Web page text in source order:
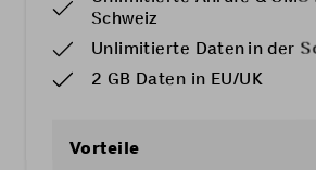
Schweiz
Unlimitierte Daten in der
2 GB Daten in EU/UK
Vorteile